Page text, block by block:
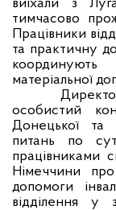
виїхали з
тимчасово
Працівники
та практичну
матеріальної
особистий
Донецької та
питань по
працівниками
Німеччини про
допомоги
відділення у